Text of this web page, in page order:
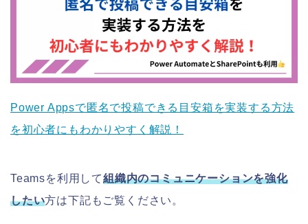
Power Appsで匿名で投稿できる目安箱を実装する方法
を初心者にもわかりやすく解説！
Teamsを利用して組織内のコミュニケーションを強化
したい方は下記もご覧ください。